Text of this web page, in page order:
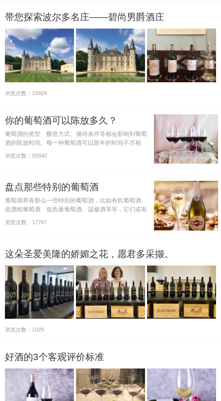
带您探索波尔多名庄——碧尚男爵酒庄
浏览次数：19924
你的葡萄酒可以陈放多久？
葡萄酒的类型、酿造方式、储存条件等都会影响到葡萄
酒的陈放时间。每一种葡萄酒可以陈年的时间不尽相
同，你的葡萄酒可以陈放多久呢？
浏览次数：50942
盘点那些特别的葡萄酒
葡萄酒界有那么一些特别的葡萄酒，比如有机葡萄酒、
低酒精葡萄酒、低热量葡萄酒、寇修酒等等，它们或有
着别样的酿造过程，或有着特殊的医疗用途，抑或还有
着宗教用途，本文将为您盘点这些特别的葡萄酒。
浏览次数：17767
这朵圣爱美隆的娇媚之花，愿君多采撷。
浏览次数：1029
好酒的3个客观评价标准